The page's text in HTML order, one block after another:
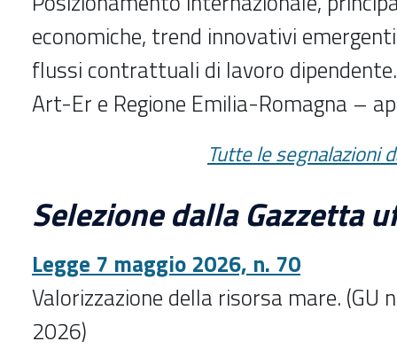
economiche, trend innovativi
flussi contrattuali di lavoro
Art-Er e Regione Emilia-Romagna –
Tutte le segnalazioni
Selezione dalla Gazzetta
Legge 7 maggio 2026, n. 70
Valorizzazione della risorsa mare.
2026)